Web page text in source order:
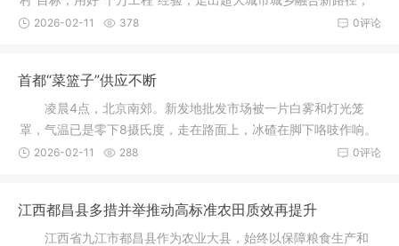
牵动着代表委员的心。围绕要素投入这一关键课题，农业、科0评论
2026-02-11 378
首都“菜篮子”供应不断
凌晨4点，北京南郊。新发地批发市场被一片白雾和灯光笼
罩，气温已是零下8摄氏度，走在路面上，冰碴在脚下咯吱作响。
0评论
2026-02-11 288
江西都昌县多措并举推动高标准农田质效再提升
江西省九江市都昌县作为农业大县，始终以保障粮食生产和